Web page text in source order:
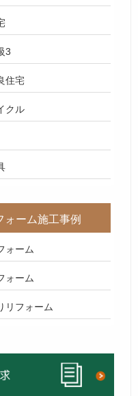
3
住宅
クル
ォーム施工事例
ォーム
ォーム
リフォーム